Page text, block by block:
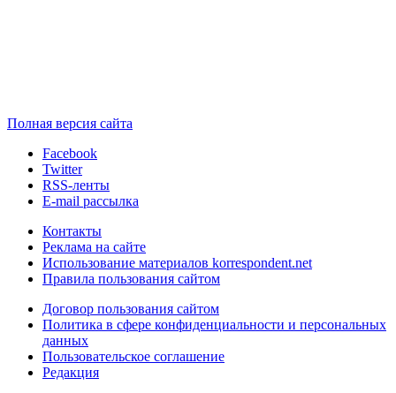
Полная версия сайта
Facebook
Twitter
RSS-ленты
E-mail рассылка
Контакты
Реклама на сайте
Использование материалов korrespondent.net
Правила пользования сайтом
Договор пользования сайтом
Политика в сфере конфиденциальности и персональных
данных
Пользовательское соглашение
Редакция